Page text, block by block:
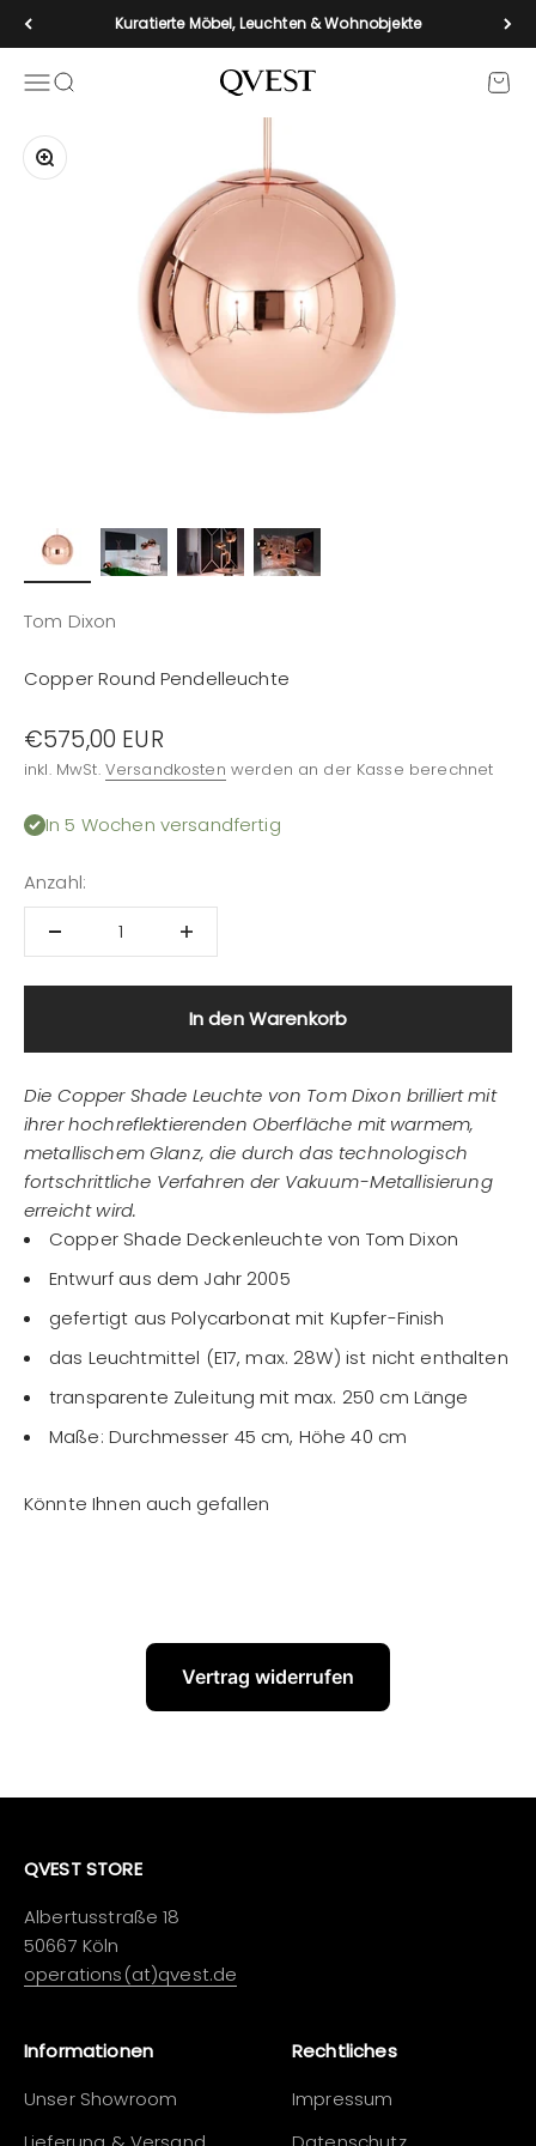
Zum Inhalt springenKuratierte Möbel, Leuchten & Wohnobjekte
Navigationsmenü öffnen
Suche öffnen qvest-de
Bild vergrößern
Tom Dixon
Copper Round Pendelleuchte
Angebot
€575,00 EUR
inkl. MwSt. Versandkosten werden an der Kasse berechnet
In 5 Wochen versandfertig
Anzahl:
In den Warenkorb
Die Copper Shade Leuchte von Tom Dixon brilliert mit
ihrer hochreflektierenden Oberfläche mit warmem,
metallischem Glanz, die durch das technologisch
fortschrittliche Verfahren der Vakuum-Metallisierung
erreicht wird.
Copper Shade Deckenleuchte von Tom Dixon
Entwurf aus dem Jahr 2005
gefertigt aus Polycarbonat mit Kupfer-Finish
das Leuchtmittel (E17, max. 28W) ist nicht enthalten
transparente Zuleitung mit max. 250 cm Länge
Maße: Durchmesser 45 cm, Höhe 40 cm
Vertrag widerrufen
QVEST STORE
Albertusstraße 18
50667 Köln
operations(at)qvest.de
Informationen
Unser Showroom
Rechtliches
Impressum